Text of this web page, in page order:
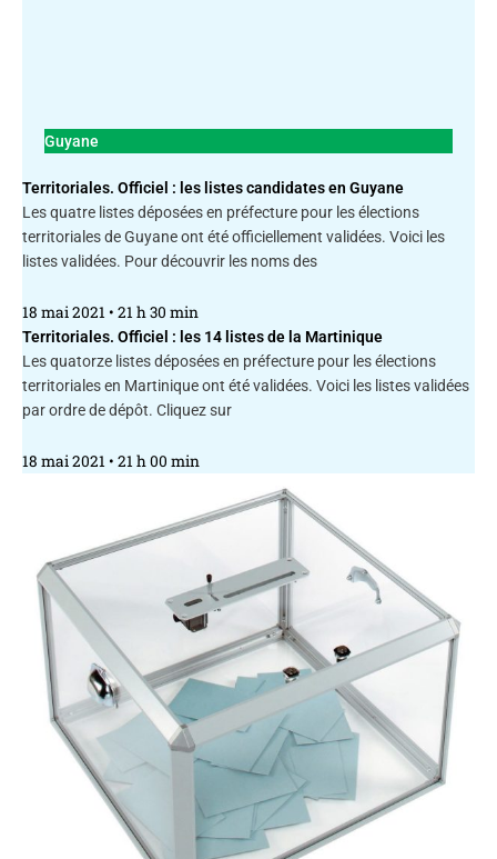
Guyane
Territoriales. Officiel : les listes candidates en Guyane
Les quatre listes déposées en préfecture pour les élections
territoriales de Guyane ont été officiellement validées. Voici les
listes validées. Pour découvrir les noms des
18 mai 2021 21 h 30 min
Territoriales. Officiel : les 14 listes de la Martinique
Les quatorze listes déposées en préfecture pour les élections
territoriales en Martinique ont été validées. Voici les listes validées
par ordre de dépôt. Cliquez sur
18 mai 2021 21 h 00 min